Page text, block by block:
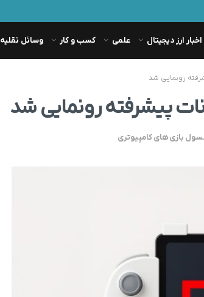
اخبار ارز دیجیتال علمی کسب و کار وسائل نقلیه
رونمایی شد
پیشرفته رونمایی شد
بازی های کامپیوتری